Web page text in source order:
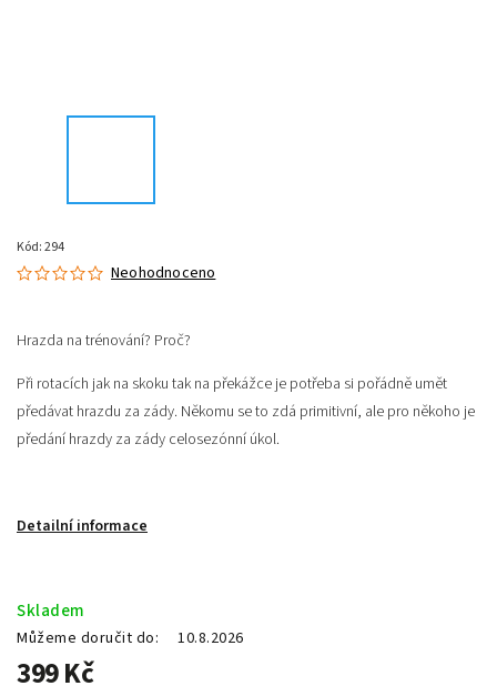
Kód:294
Neohodnoceno
Hrazda na trénování? Proč?
Při rotacích jak na skoku tak na překážce je potřeba si pořádně umět
předávat hrazdu za zády. Někomu se to zdá primitivní, ale pro někoho je
předání hrazdy za zády celosezónní úkol.
Detailní informace
399 Kč
Skladem
Můžeme doručit do: 10.8.2026